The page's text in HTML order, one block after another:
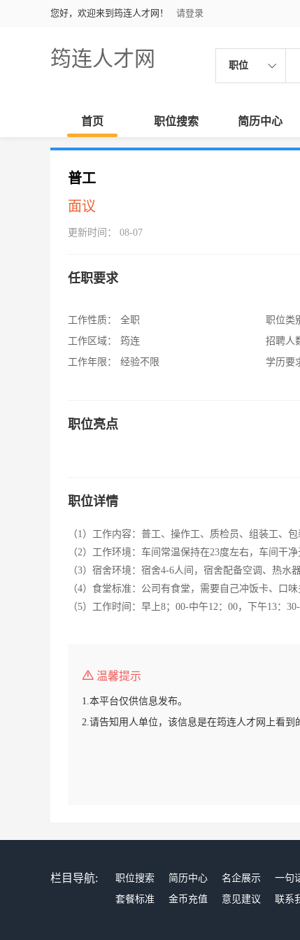
您好，欢迎来到筠连人才网！ 请登录
筠连人才网 职位
首页 职位搜索 简历中心
普工
面议
更新时间： 08-07
任职要求
工作性质：
全职
工作区域：
筠连
工作年限：
经验不限
职位类
招聘人
学历要
职位亮点
职位详情
（1）工作内容：普工、操作工、质检员、组装工、
（2）工作环境：车间常温保持在23度左右，车间干
（3）宿舍环境：宿舍4-6人间，宿舍配备空调、热水
（4）食堂标准：公司有食堂，需要自己冲饭卡、口
（5）工作时间：早上8；00-中午12：00，下午13：
温馨提示
1.本平台仅供信息发布。
2.请告知用人单位，该信息是在筠连人才网上看到
栏目导航: 职位搜索 简历中心 名企展示 一句
套餐标准
金币充值 意见建议 联系